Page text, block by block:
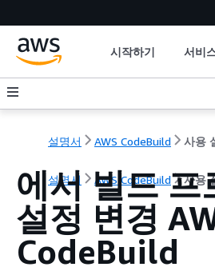
시작하기 서비
설명서 AWS CodeBuild 사용
설명서 AWS CodeBuild 사용
에서 빌드 프
설정 변경
CodeBuild